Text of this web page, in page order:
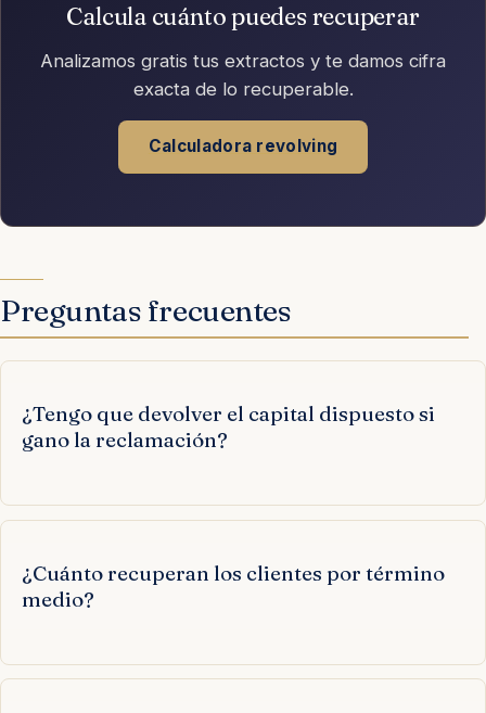
Calcula cuánto puedes recuperar
Analizamos gratis tus extractos y te damos cifra
exacta de lo recuperable.
Calculadora revolving
Preguntas frecuentes
¿Tengo que devolver el capital dispuesto si
gano la reclamación?
¿Cuánto recuperan los clientes por término
medio?